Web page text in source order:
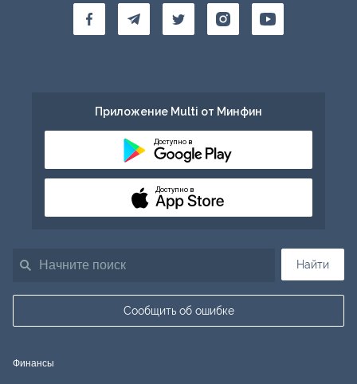
Найти
Сообщить об ошибке
Приложение Multi от Минфин
Доступно в
Доступно в
Финансы